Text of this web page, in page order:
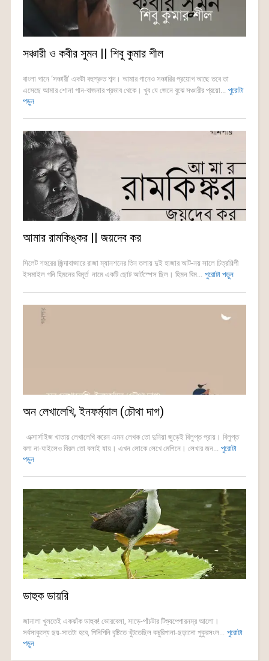
সঞ্চারী ও কবীর সুমন || শিবু কুমার শীল
বাংলা গানে ‘সঞ্চারী’ একটা বহুশ্রুত শব্দ। আমার গানেও সঞ্চারির প্রয়োগ আছে তবে তা
এসেছে আমার শোনা গান-বাজনার প্রভাব থেকে। খুব যে জেনে বুঝে সঞ্চারীর প্রয়ো... পুরোটা
পড়ুন
আমার রামকিঙ্কর || জয়দেব কর
সিলেট শহরের জিন্দাবাজারে রাজা ম্যানশনের তিন তলায় দুই হাজার আট-নয় সালে চিত্রশিল্পী
ইসমাইল গনি হিমনের বিমূর্ত নামে একটি ছোট আর্টস্পেস ছিল। হিমন বিম... পুরোটা পড়ুন
অন লেখালেখি, ইনফর্ম্যাল (চৌথা দাগ)
এক্সার্সাইজ খাতায় লেখালেখি করেন এমন লেখক তো দুনিয়া জুড়েই বিলুপ্ত প্রায়। বিলুপ্ত
বলা না-যাইলেও বিরল তো বলাই যায়। এখন লোকে লেখে মেশিনে। লেখার জন... পুরোটা
পড়ুন
ডাহুক ডায়রি
জানালা খুলতেই একঝাঁক ডাহুক! ভোরবেলা, সাড়ে-পাঁচটার টিশ্যুপেপারনম্র আলো।
সর্বসাকুল্যে ছয়-সাতটা হবে, পিনিপিনি বৃষ্টিতে খুঁটতেছিল কচুরিপানা-ছড়ানো পুকুরসংল... পুরোটা
পড়ুন